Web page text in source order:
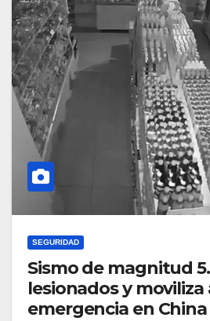
SEGURIDAD
Sismo de magnitud
lesionados y
emergencia en China